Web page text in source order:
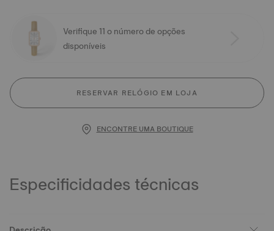
Verifique 11 o número de opções
disponíveis
RESERVAR RELÓGIO EM LOJA
ENCONTRE UMA BOUTIQUE
Especificidades técnicas